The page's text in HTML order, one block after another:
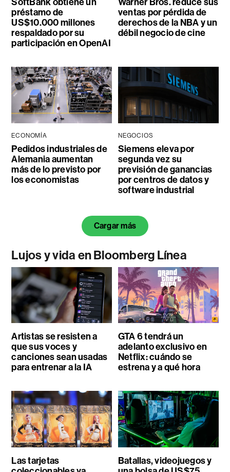
préstamo de
US$10.000 millones
respaldado por su
participación en OpenAI
ventas por pérdida de
derechos de la NBA y un
débil negocio de cine
ECONOMÍA
Pedidos industriales de
Alemania aumentan
más de lo previsto por
los economistas
NEGOCIOS
Siemens eleva por
segunda vez su
previsión de ganancias
por centros de datos y
software industrial
Cargar más
Lujos y vida en Bloomberg Línea
Artistas se resisten a
que sus voces y
canciones sean usadas
para entrenar a la IA
GTA 6 tendrá un
adelanto exclusivo en
Netflix: cuándo se
estrena y a qué hora
Las tarjetas
Batallas, videojuegos y